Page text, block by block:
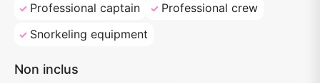
Professional captain
Professional crew
Snorkeling equipment
Non inclus